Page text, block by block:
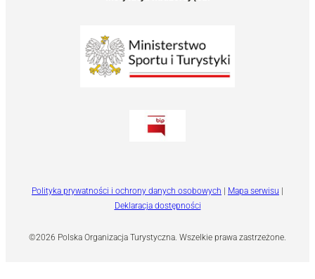
©2026 Polska Organizacja Turystyczna. Wszelkie prawa zastrzeżone.
Polityka prywatności i ochrony danych osobowych | Mapa serwisu |
Deklaracja dostępności